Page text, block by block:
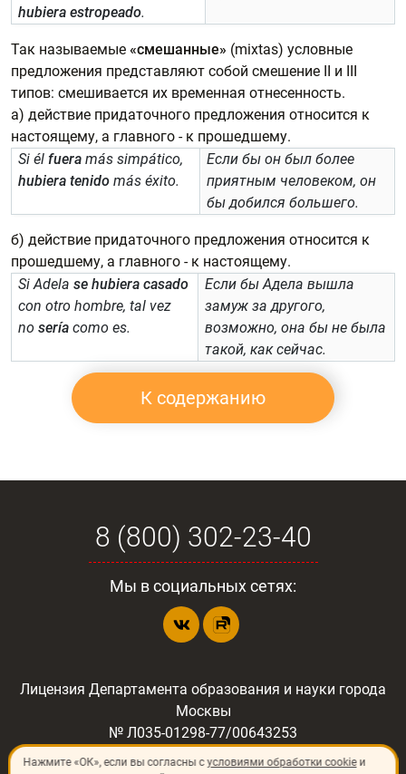
hubiera estropeado.
Так называемые «смешанные» (mixtas) условные
предложения представляют собой смешение II и III
типов: смешивается их временная отнесенность.
а) действие придаточного предложения относится к
настоящему, а главного - к прошедшему.
Si élfuera más simpático,
hubiera tenido más éxito.
Если бы он был более
приятным человеком, он
бы добился большего.
б) действие придаточного предложения относится к
прошедшему, а главного - к настоящему.
Si Adelase hubiera casado
con otro hombre, tal vez
nosería como es.
Если бы Адела вышла
замуж за другого,
возможно, она бы не была
такой, как сейчас.
К содержанию
8 (800) 302-23-40
Мы в социальных сетях:
Лицензия Департамента образования и науки города
Москвы
№ Л035-01298-77/00643253
Нажмите «ОК», если вы согласны сусловиями обработки cookieи